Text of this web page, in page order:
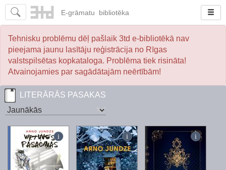
E-grāmatu bibliotēka
Tehnisku problēmu dēļ pašlaik 3td e-bibliotēkā nav
pieejama jaunu lasītāju reģistrācija no Rīgas
valstspilsētas kopkataloga. Problēma tiek risināta!
Atvainojamies par sagādātajām neērtībām!
LITERĀRĀS PASAKAS